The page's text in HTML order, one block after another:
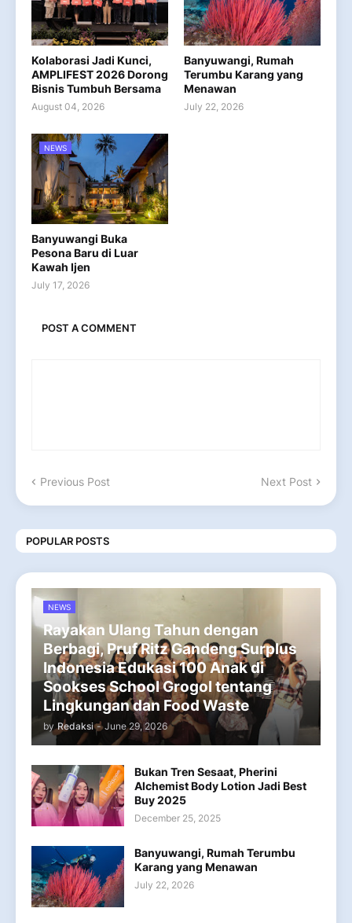
Kolaborasi Jadi Kunci,
AMPLIFEST 2026 Dorong
Bisnis Tumbuh Bersama
August 04, 2026
Banyuwangi, Rumah
Terumbu Karang yang
Menawan
July 22, 2026
NEWS
Banyuwangi Buka
Pesona Baru di Luar
Kawah Ijen
July 17, 2026
POST A COMMENT
Previous Post Next Post
POPULAR POSTS
NEWS
Rayakan Ulang Tahun dengan
Berbagi, Pruf Ritz Gandeng Surplus
Indonesia Edukasi 100 Anak di
Sookses School Grogol tentang
Lingkungan dan Food Waste
by Redaksi - June 29, 2026
Bukan Tren Sesaat, Pherini
Alchemist Body Lotion Jadi Best
Buy 2025
December 25, 2025
Banyuwangi, Rumah Terumbu
Karang yang Menawan
July 22, 2026